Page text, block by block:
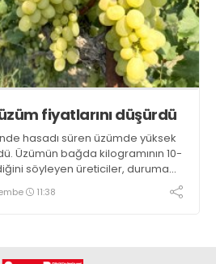
fiyatlarını düşürdü
hasadı süren üzümde yüksek
Üzümün bağda kilogramının 10-
söyleyen üreticiler, duruma
11:38